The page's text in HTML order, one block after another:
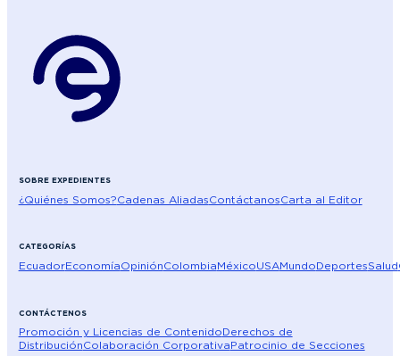
SOBRE EXPEDIENTES
¿Quiénes Somos?Cadenas AliadasContáctanosCarta al Editor
CATEGORÍAS
EcuadorEconomíaOpiniónColombiaMéxicoUSAMundoDeportesSalud
CONTÁCTENOS
Promoción y Licencias de ContenidoDerechos de
DistribuciónColaboración CorporativaPatrocinio de Secciones